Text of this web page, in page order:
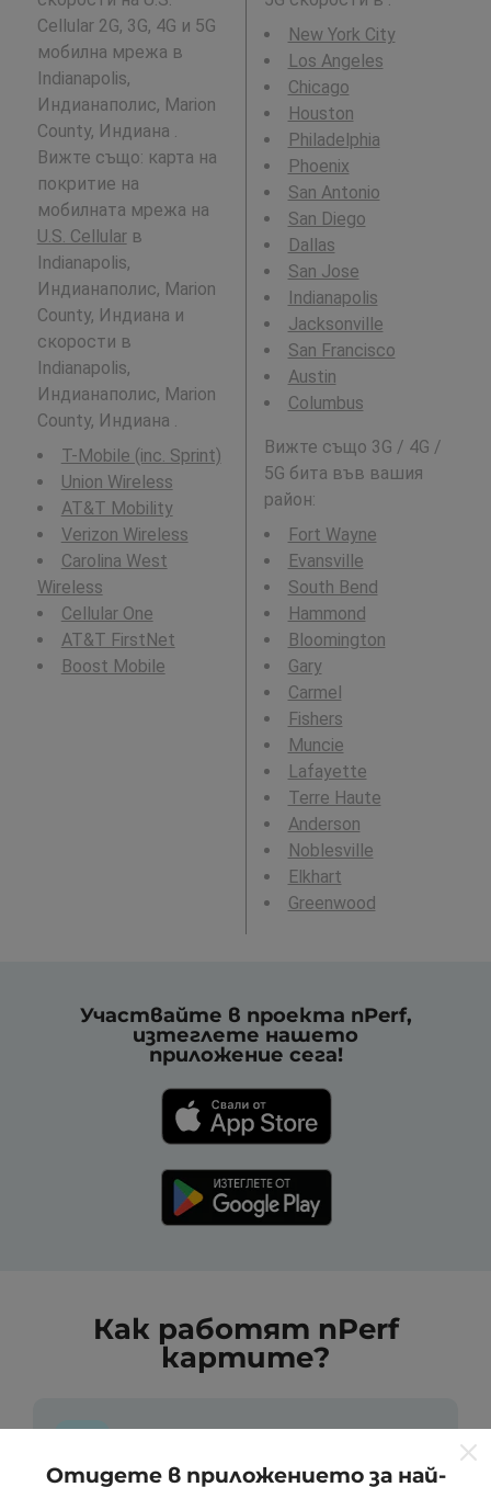
Cellular 2G, 3G, 4G и 5G
мобилна мрежа в
Indianapolis,
Индианаполис, Marion
County, Индиана .
Вижте също: карта на
покритие на
мобилната мрежа на
U.S. Cellularв
Indianapolis,
Индианаполис, Marion
County, Индиана и
скорости в
Indianapolis,
Индианаполис, Marion
County, Индиана .
T-Mobile (inc. Sprint)
Union Wireless
AT&T Mobility
Verizon Wireless
Carolina West
Wireless
Cellular One
AT&T FirstNet
Boost Mobile
New York City
Los Angeles
Chicago
Houston
Philadelphia
Phoenix
San Antonio
San Diego
Dallas
San Jose
Indianapolis
Jacksonville
San Francisco
Austin
Columbus
Вижте също 3G / 4G /
5G бита във вашия
район:
Fort Wayne
Evansville
South Bend
Hammond
Bloomington
Gary
Carmel
Fishers
Muncie
Lafayette
Terre Haute
Anderson
Noblesville
Elkhart
Greenwood
Участвайте в проекта nPerf,
изтеглете нашето
приложение сега!
Как работят nPerf
картите?
Отидете в приложението за най-